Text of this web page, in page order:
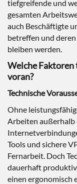
tiefgreifende und
gesamten
auch Beschäftigte
betreffen und
bleiben werden.
Welche
voran?
Technische
Ohne
Arbeiten außerhalb
Tools und sichere
Fernarbeit. Doch
dauerhaft
einen ergonomisch